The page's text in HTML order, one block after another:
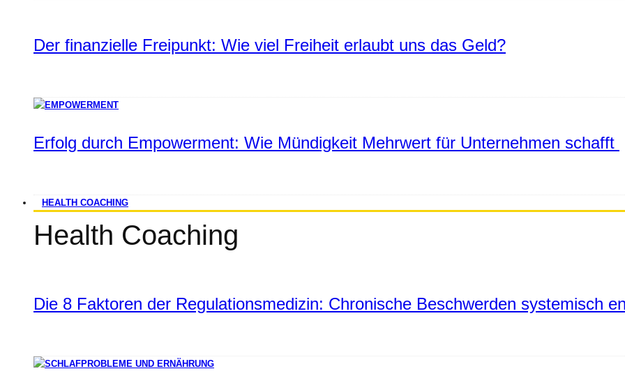
Der finanzielle Freipunkt: Wie viel Freiheit erlaubt uns das Geld?
Erfolg durch Empowerment: Wie Mündigkeit Mehrwert für Unternehmen schafft
HEALTH COACHING
Health Coaching
Die 8 Faktoren der Regulationsmedizin: Chronische Beschwerden systemisch